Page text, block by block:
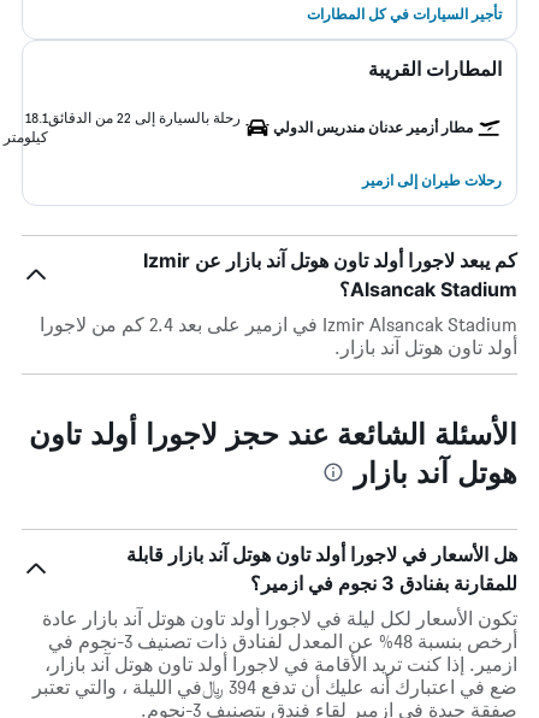
تأجير السيارات في كل المطارات
المطارات القريبة
مطار أزمير عدنان مندريس الدولي
رحلة بالسيارة إلى 22 من الدقائق
18.1
كيلومتر
رحلات طيران إلى ازمير
كم يبعد لاجورا أولد تاون هوتل آند بازار عن Izmir
Alsancak Stadium؟
Izmir Alsancak Stadium في ازمير على بعد 2.4 كم من لاجورا
أولد تاون هوتل آند بازار.
الأسئلة الشائعة عند حجز لاجورا أولد تاون
هوتل آند بازار
هل الأسعار في لاجورا أولد تاون هوتل آند بازار قابلة
للمقارنة بفنادق 3 نجوم في ازمير؟
تكون الأسعار لكل ليلة في لاجورا أولد تاون هوتل آند بازار عادة
أرخص بنسبة 48% عن المعدل لفنادق ذات تصنيف 3-نجوم في
ازمير. إذا كنت تريد الأقامة في لاجورا أولد تاون هوتل آند بازار،
ضع في اعتبارك أنه عليك أن تدفع 394 ﷼في الليلة ، والتي تعتبر
صفقة جيدة في ازمير لقاء فندق بتصنيف 3-نجوم.